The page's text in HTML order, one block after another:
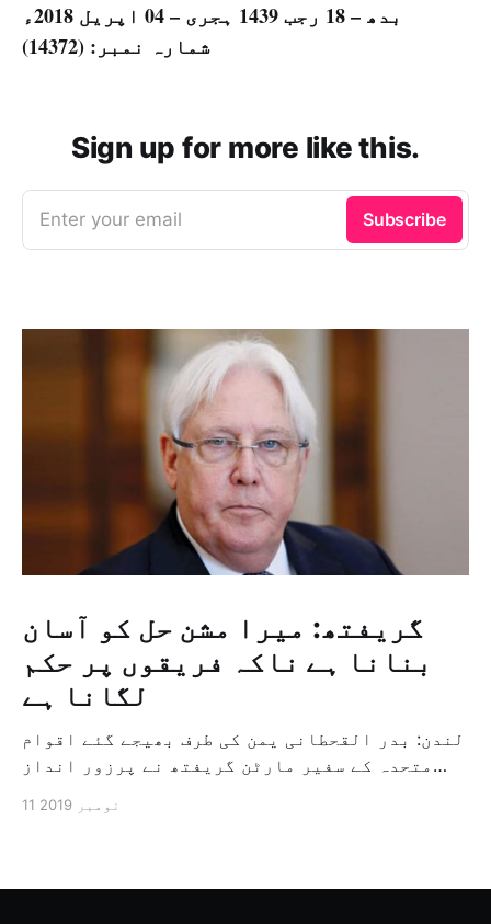
بدھ – 18 رجب 1439 ہجری – 04 اپریل 2018ء
شمارہ نمبر: (14372)
Sign up for more like this.
Enter your email Subscribe
گریفتھ: میرا مشن حل کو آسان
بنانا ہے ناکہ فریقوں پر حکم
لگانا ہے
لندن: بدر القحطانی یمن کی طرف بھیجے گئے اقوام
متحدہ کے سفیر مارٹن گریفتھ نے پرزور انداز
ثالثی اور اس کشمکش کی حدبندی کرنے کے لئے ایک
11 نومبر 2019